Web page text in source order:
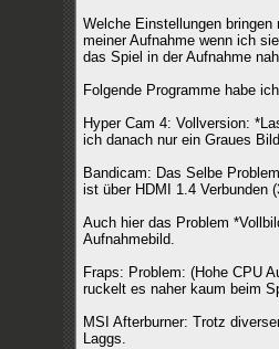
Welche Einstellungen
meiner Aufnahme wenn ich
das Spiel in der Aufnahme
Folgende Programme habe
Hyper Cam 4: Vollversion:
ich danach nur ein Graues
Bandicam: Das Selbe
ist über HDMI 1.4 Verbunden
Auch hier das Problem
Aufnahmebild.
Fraps: Problem: (Hohe CPU
ruckelt es naher kaum beim
MSI Afterburner: Trotz
Laggs.